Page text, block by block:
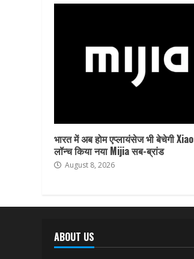
भारत में अब होम एप्लायंसेज भी बेचेगी
लॉन्च किया नया Mijia सब-ब्रांड
August 8, 2026
ABOUT US